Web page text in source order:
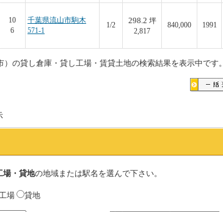
10
6
千葉県流山市駒木
571-1
1/2
298.2 坪
2,817
840,000 1991
の貸し倉庫・貸し工場・賃貸土地の検索結果を表示中です。
場・貸地の地域または駅名を選んで下さい。
場 貸地